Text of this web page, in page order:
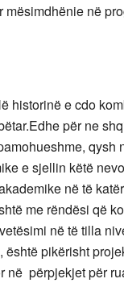
mësimdhënie në
historinë e cdo
për ne
qysh
e sjellin këtë
në të
me rëndësi që
në të tilla
pikërisht
në përpjekjet për